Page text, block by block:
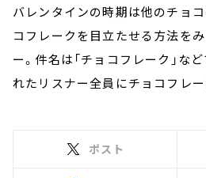
バレンタインの時期は他のチョ
コフレークを目立たせる方法を
ー。件名は「チョコフレーク」な
れたリスナー全員にチョコフレー
ポスト